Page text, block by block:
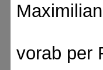
vorab per